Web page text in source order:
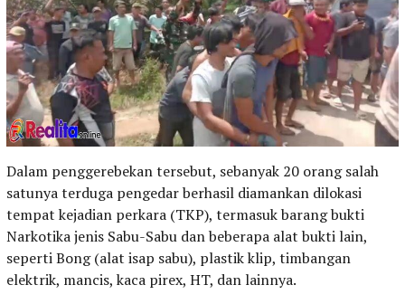
Dalam penggerebekan tersebut, sebanyak 20 orang salah
satunya terduga pengedar berhasil diamankan dilokasi
tempat kejadian perkara (TKP), termasuk barang bukti
Narkotika jenis Sabu-Sabu dan beberapa alat bukti lain,
seperti Bong (alat isap sabu), plastik klip, timbangan
elektrik, mancis, kaca pirex, HT, dan lainnya.